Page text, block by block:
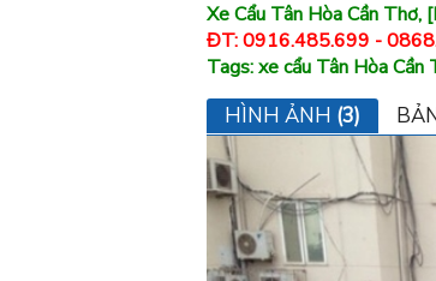
Xe Cẩu Tân Hòa Cần
ĐT: 0916.485.699 -
Tags: xe cẩu Tân Hòa Cần
HÌNH ẢNH (3)